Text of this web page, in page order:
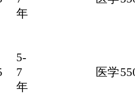
年
5-
7
年
医学